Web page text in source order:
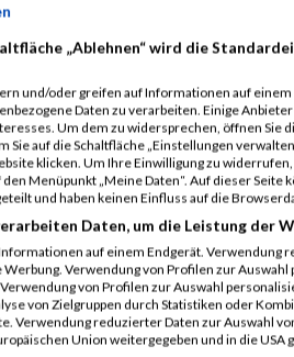
Luehrs
Weiss
Risbek
Degebrodt
Knöllinger
Czagin
Seidl
Bunea
Paulme
„Ablehnen“ wird die
und/oder greifen auf Informationen auf einem
Daten zu verarbeiten. Einige
Um dem zu widersprechen, öffnen Sie
Sie auf die Schaltfläche „Einstellungen
klicken. Um Ihre Einwilligung zu
Menüpunkt „Meine Daten“. Auf dieser
und haben keinen Einfluss auf die
Daten, um die Leistung der
auf einem Endgerät. Verwendung
Verwendung von Profilen zur
von Profilen zur Auswahl
von Zielgruppen durch Statistiken oder
Verwendung reduzierter Daten zur Auswahl
Union weitergegeben und in die USA